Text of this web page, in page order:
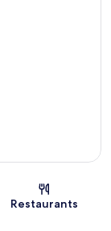
Restaurants